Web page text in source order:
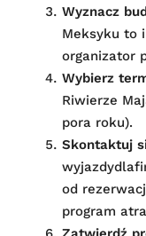
Wyznacz
Meksyku to
organizator
Wybierz
Riwierze
pora roku).
Skontaktuj
od
program